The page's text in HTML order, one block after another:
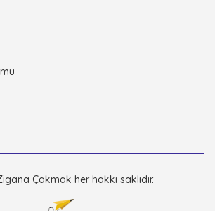
Çakmak her hakkı saklıdır.